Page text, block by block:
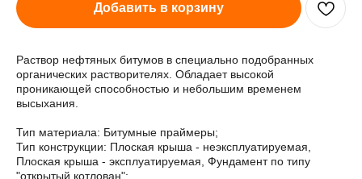
Добавить в корзину
Раствор нефтяных битумов в специально подобранных
органических растворителях. Обладает высокой
проникающей способностью и небольшим временем
высыхания.
Тип материала: Битумные праймеры;
Тип конструкции: Плоская крыша - неэксплуатируемая,
Плоская крыша - эксплуатируемая, Фундамент по типу
"открытый котлован";